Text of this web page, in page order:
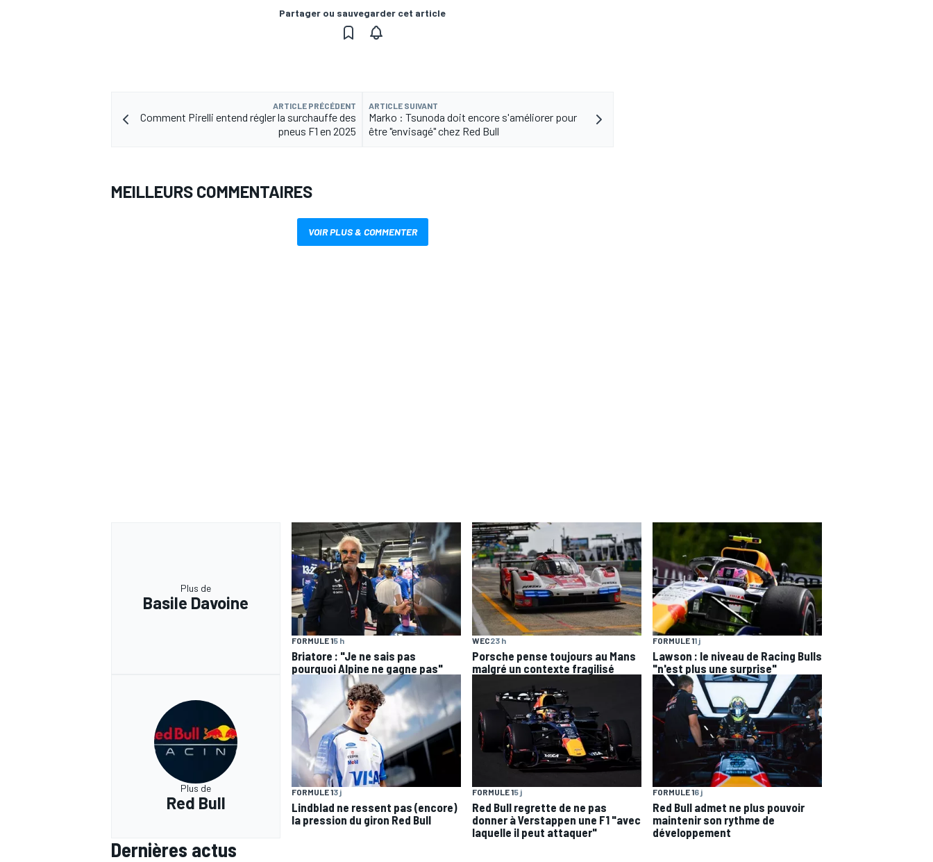
Partager ou sauvegarder cet article
ARTICLE PRÉCÉDENT
Comment Pirelli entend régler la surchauffe des
pneus F1 en 2025
ARTICLE SUIVANT
Marko : Tsunoda doit encore s'améliorer pour
être "envisagé" chez Red Bull
MEILLEURS COMMENTAIRES
VOIR PLUS & COMMENTER
Plus de
Basile Davoine
FORMULE 15 h
Briatore : "Je ne sais pas
pourquoi Alpine ne gagne pas"
WEC23 h
Porsche pense toujours au Mans
malgré un contexte fragilisé
FORMULE 11 j
Lawson : le niveau de Racing Bulls
"n'est plus une surprise"
Plus de
Red Bull
FORMULE 13 j
Lindblad ne ressent pas (encore)
la pression du giron Red Bull
FORMULE 15 j
Red Bull regrette de ne pas
donner à Verstappen une F1 "avec
laquelle il peut attaquer"
FORMULE 16 j
Red Bull admet ne plus pouvoir
maintenir son rythme de
développement
Dernières actus